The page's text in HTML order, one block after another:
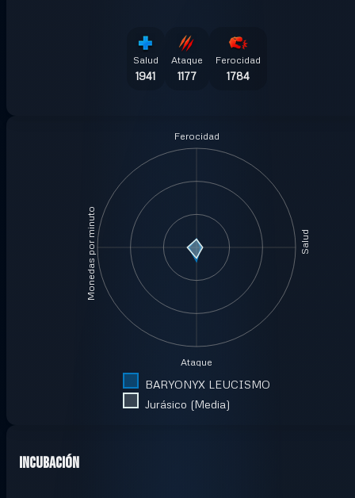
Salud
1941
Ataque
1177
Ferocidad
1784
Ferocidad
Salud
Ataque
Monedas por minuto
BARYONYX LEUCISMO
Jurásico (Media)
Incubación